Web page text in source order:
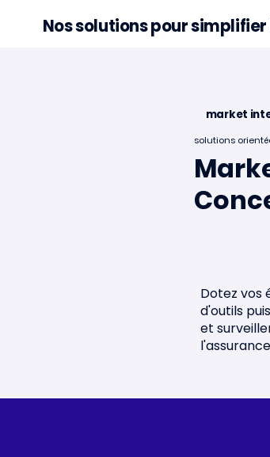
Nos solutions pour
Dotez vos
d'outils
et
market
solutions